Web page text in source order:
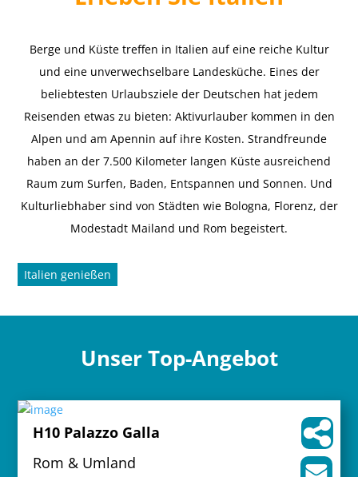
Berge und Küste treffen in Italien auf eine reiche Kultur
und eine unverwechselbare Landesküche. Eines der
beliebtesten Urlaubsziele der Deutschen hat jedem
Reisenden etwas zu bieten: Aktivurlauber kommen in den
Alpen und am Apennin auf ihre Kosten. Strandfreunde
haben an der 7.500 Kilometer langen Küste ausreichend
Raum zum Surfen, Baden, Entspannen und Sonnen. Und
Kulturliebhaber sind von Städten wie Bologna, Florenz, der
Modestadt Mailand und Rom begeistert.
Italien genießen
Unser Top-Angebot
H10 Palazzo Galla
Rom & Umland